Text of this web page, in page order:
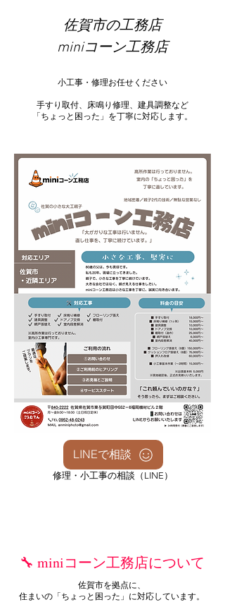
佐賀市の工務店
miniコーン工務店
小工事・修理お任せください
手すり取付、床鳴り修理、建具調整など
「ちょっと困った」を丁寧に対応します。
LINEで相談
修理・小工事の相談（LINE）
🔧 miniコーン工務店について
佐賀市を拠点に、
住まいの「ちょっと困った」に対応しています。